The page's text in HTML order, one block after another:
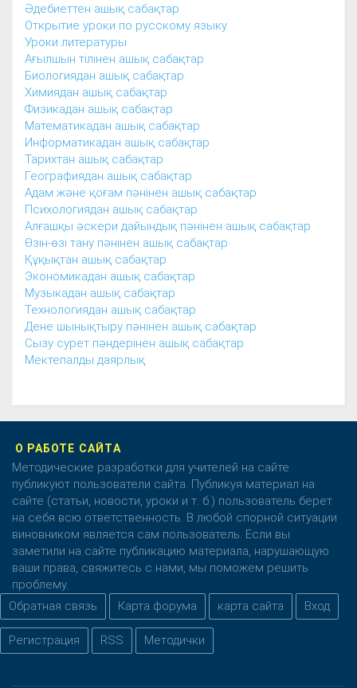
Әдебиеттен ашық сабақтар
Открытие уроки по русскому языку
Уроки литературы
Ағылшын тілінен ашық сабақтар
Биологиядан ашық сабақтар
Химиядан ашық сабақтар
Физикадан ашық сабақтар
Математикадан ашық сабақтар
Информатикадан ашық сабақтар
Тарихтан ашық сабақтар
Географиядан ашық сабақтар
Адам және қоғам пәнінен ашық сабақтар
Психологиядан ашық сабақтар
Алғашқы әскери дайындық пәнінен ашық сабақтар
Өзін-өзі тану пәнінен ашық сабақтар
Құқықтан ашық сабақтар
Экономикадан ашық сабақтар
Музыкадан ашық сабақтар
Технологиядан ашық сабақтар
Дене шынықтыру пәнінен ашық сабақтар
Сызу сурет пәндерінен ашық сабақтар
Мектепалды даярлық
О РАБОТЕ САЙТА
Методические разработки для учителей на сайте
публикуют пользователи сайта. Публикуя материал на
сайте (статьи, новости, уроки и т. б.) пользователь берет
на себя всю ответственность. В любой спорной ситуации
виновником является сам пользователь. Если вы
заметили на сайте публикацию материала, нарушающую
ваши права, свяжитесь с нами, мы поможем решить
проблему.
Обратная связь
Карта форума карта сайта Вход
Регистрация RSS Методички